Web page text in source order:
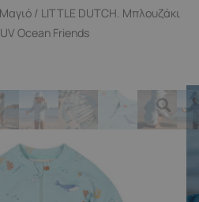
Μαγιό / LITTLE DUTCH. Μπλουζάκι
Ocean Friends